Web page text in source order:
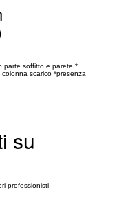
parte soffitto e parete *
scarico *presenza
su
professionisti